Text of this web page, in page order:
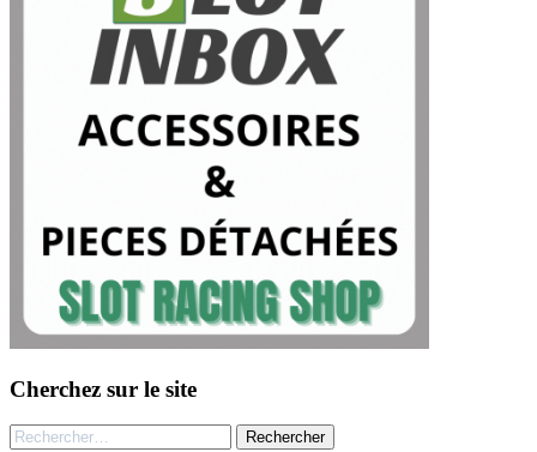
Cherchez sur le site
Rechercher :